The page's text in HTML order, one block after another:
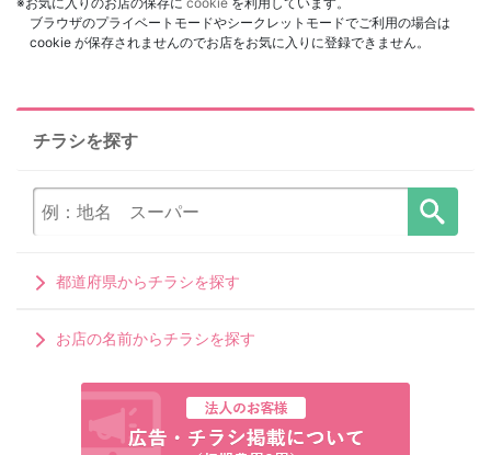
ブラウザのプライベートモードやシークレットモードでご利用の場合は
cookie が保存されませんのでお店をお気に入りに登録できません。
チラシを探す
都道府県からチラシを探す
お店の名前からチラシを探す